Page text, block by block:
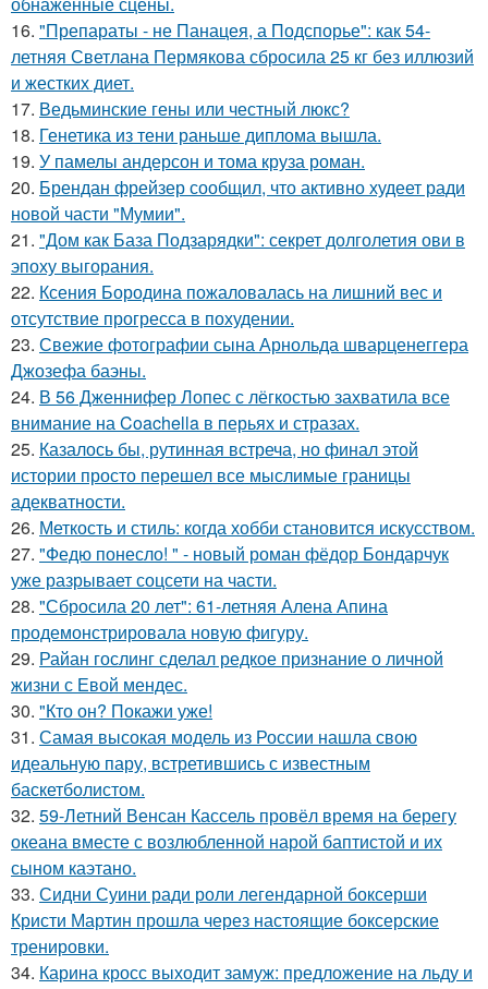
16. "Препараты - не Панацея, а Подспорье": как 54-
летняя Светлана Пермякова сбросила 25 кг без иллюзий
и жестких диет.
17. Ведьминские гены или честный люкс?
18. Генетика из тени раньше диплома вышла.
19. У памелы андерсон и тома круза роман.
20. Брендан фрейзер сообщил, что активно худеет ради
новой части "Мумии".
21. "Дом как База Подзарядки": секрет долголетия ови в
эпоху выгорания.
22. Ксения Бородина пожаловалась на лишний вес и
отсутствие прогресса в похудении.
23. Свежие фотографии сына Арнольда шварценеггера
Джозефа баэны.
24. В 56 Дженнифер Лопес с лёгкостью захватила все
внимание на Coachella в перьях и стразах.
25. Казалось бы, рутинная встреча, но финал этой
истории просто перешел все мыслимые границы
адекватности.
26. Меткость и стиль: когда хобби становится искусством.
27. "Федю понесло! " - новый роман фёдор Бондарчук
уже разрывает соцсети на части.
28. "Сбросила 20 лет": 61-летняя Алена Апина
продемонстрировала новую фигуру.
29. Райан гослинг сделал редкое признание о личной
жизни с Евой мендес.
30. "Кто он? Покажи уже!
31. Самая высокая модель из России нашла свою
идеальную пару, встретившись с известным
баскетболистом.
32. 59-Летний Венсан Кассель провёл время на берегу
океана вместе с возлюбленной нарой баптистой и их
сыном каэтано.
33. Сидни Суини ради роли легендарной боксерши
Кристи Мартин прошла через настоящие боксерские
тренировки.
34. Карина кросс выходит замуж: предложение на льду и